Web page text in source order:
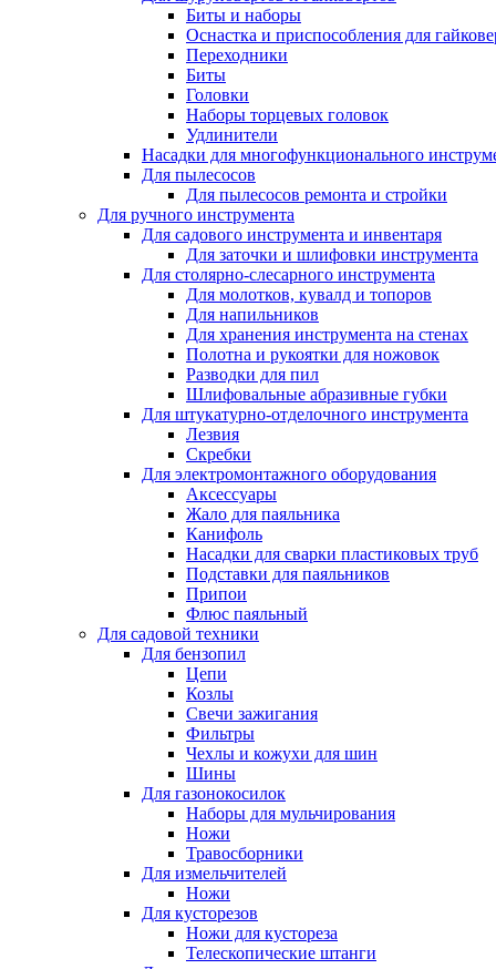
Биты и наборы
Оснастка и приспособления для
Переходники
Биты
Головки
Наборы торцевых головок
Удлинители
Насадки для многофункционального
Для пылесосов
Для пылесосов ремонта и стройки
Для ручного инструмента
Для садового инструмента и инвентаря
Для заточки и шлифовки инструмента
Для столярно-слесарного инструмента
Для молотков, кувалд и топоров
Для напильников
Для хранения инструмента на стенах
Полотна и рукоятки для ножовок
Разводки для пил
Шлифовальные абразивные губки
Для штукатурно-отделочного инструмента
Лезвия
Скребки
Для электромонтажного оборудования
Аксессуары
Жало для паяльника
Канифоль
Насадки для сварки пластиковых труб
Подставки для паяльников
Припои
Флюс паяльный
Для садовой техники
Для бензопил
Цепи
Козлы
Свечи зажигания
Фильтры
Чехлы и кожухи для шин
Шины
Для газонокосилок
Наборы для мульчирования
Ножи
Травосборники
Для измельчителей
Ножи
Для кусторезов
Ножи для кустореза
Телескопические штанги